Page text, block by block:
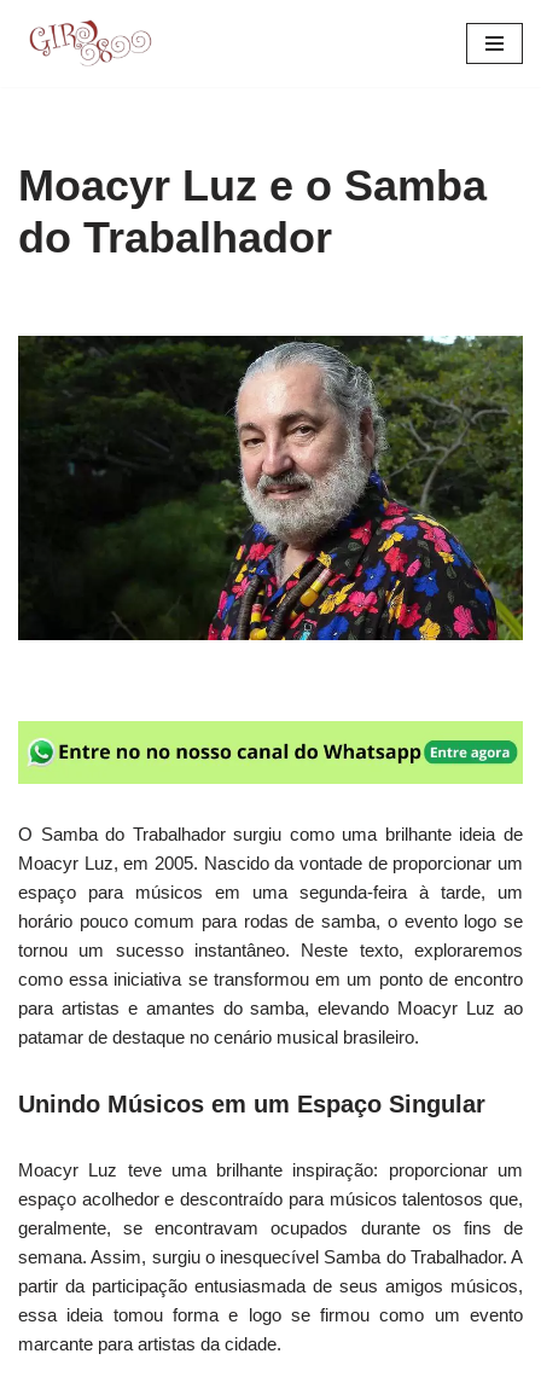
Moacyr Luz e o Samba
do Trabalhador
O Samba do Trabalhador surgiu como uma brilhante ideia de
Moacyr Luz, em 2005. Nascido da vontade de proporcionar um
espaço para músicos em uma segunda-feira à tarde, um
horário pouco comum para rodas de samba, o evento logo se
tornou um sucesso instantâneo. Neste texto, exploraremos
como essa iniciativa se transformou em um ponto de encontro
para artistas e amantes do samba, elevando Moacyr Luz ao
patamar de destaque no cenário musical brasileiro.
Unindo Músicos em um Espaço Singular
Moacyr Luz teve uma brilhante inspiração: proporcionar um
espaço acolhedor e descontraído para músicos talentosos que,
geralmente, se encontravam ocupados durante os fins de
semana. Assim, surgiu o inesquecível Samba do Trabalhador. A
partir da participação entusiasmada de seus amigos músicos,
essa ideia tomou forma e logo se firmou como um evento
marcante para artistas da cidade.